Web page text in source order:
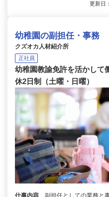
更新日
幼稚園の副担任・事務
クズオカ人材紹介所
正社員
幼稚園教諭免許を活かし
休2日制（土曜・日曜）